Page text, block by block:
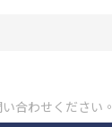
合わせください。